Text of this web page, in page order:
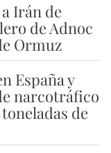
Irán de
de Adnoc
Ormuz
España y
narcotráfico
de